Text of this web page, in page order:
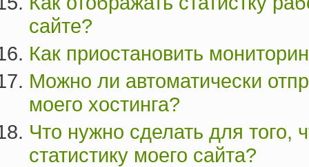
сайте?
Как приостановить
Можно ли автоматически
моего хостинга?
Что нужно сделать для того,
статистику моего сайта?